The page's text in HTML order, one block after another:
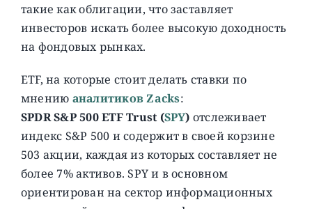
такие как облигации, что заставляет
инвесторов искать более высокую доходность
на фондовых рынках.
ETF, на которые стоит делать ставки по
мнению аналитиков Zacks:
SPDR S&P 500 ETF Trust (SPY) отслеживает
индекс S&P 500 и содержит в своей корзине
503 акции, каждая из которых составляет не
более 7% активов. SPY и в основном
ориентирован на сектор информационных